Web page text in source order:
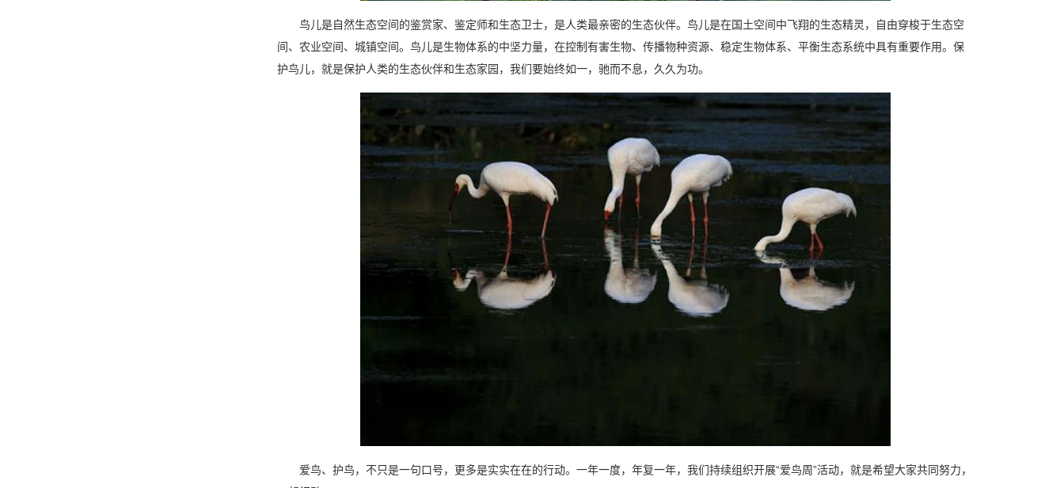
鸟儿是自然生态空间的鉴赏家、鉴定师和生态卫士，是人类最亲密的生态伙伴。鸟儿是在国土空间中飞翔的生态精灵，自由穿梭于生态空
间、农业空间、城镇空间。鸟儿是生物体系的中坚力量，在控制有害生物、传播物种资源、稳定生物体系、平衡生态系统中具有重要作用。保
护鸟儿，就是保护人类的生态伙伴和生态家园，我们要始终如一，驰而不息，久久为功。
爱鸟、护鸟，不只是一句口号，更多是实实在在的行动。一年一度，年复一年，我们持续组织开展“爱鸟周”活动，就是希望大家共同努力，